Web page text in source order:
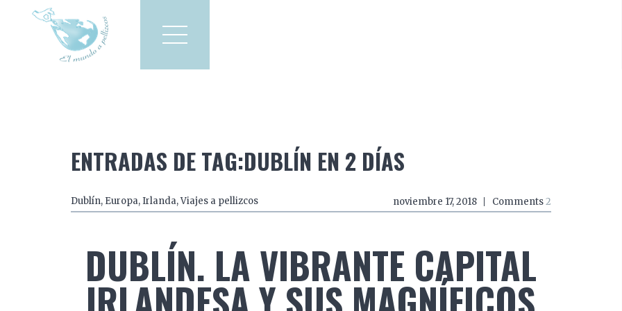
Viajes a pellizcos
ENTRADAS DE TAG:DUBLÍN EN 2 DÍAS
Dublín, Europa,Irlanda,Viajes a pellizcos noviembre 17, 2018 Comments2
DUBLÍN. LA VIBRANTE CAPITAL